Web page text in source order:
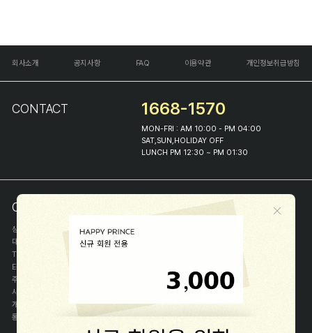
회사소개 공지사항 FAQ 이용약관 개인정보취급방침
CONTACT 1668-1570
MON-FRI : AM 10:00 - PM 04:00
SAT,SUN,HOLIDAY OFF
LUNCH PM 12:30 ~ PM 01:30
COMPANY INFO
상호
(주)해피프린스
대표
이화진
TEL
E-MAIL
주소
사업자등록번호
개인정보관리자
이화진
통신판매신고번호
제 2018-서울종로-1384 호[사업자정보확인]